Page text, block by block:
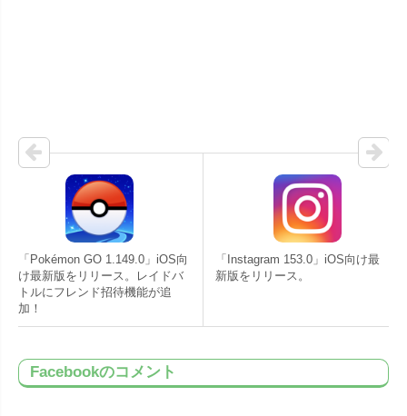
「Pokémon GO 1.149.0」iOS向
け最新版をリリース。レイドバ
トルにフレンド招待機能が追
加！
「Instagram 153.0」iOS向け最
新版をリリース。
Facebookのコメント